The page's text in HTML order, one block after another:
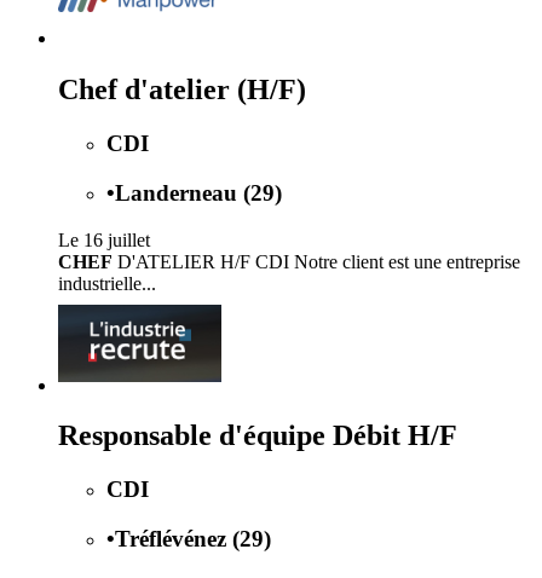
Chef d'atelier (H/F)
CDI
•Landerneau (29)
Le 16 juillet
CHEF D'ATELIER H/F CDI Notre client est une entreprise
industrielle...
Responsable d'équipe Débit H/F
CDI
•Tréflévénez (29)